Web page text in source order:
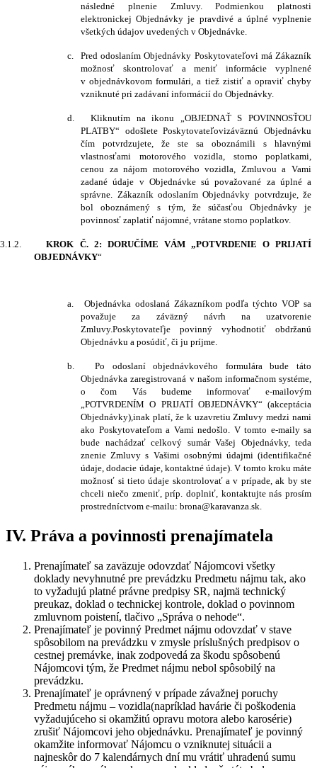
následné plnenie Zmluvy.Podmienkou platnosti
elektronickej Objednávky je pravdivé a úplné vyplnenie
všetkých údajov uvedených v Objednávke.
c.
Pred odoslaním Objednávky Poskytovateľovi má Zákazník
možnosť skontrolovať a meniť informácie vyplnené
v objednávkovom formulári, a tiež zistiť a opraviť chyby
vzniknuté pri zadávaní informácií do Objednávky.
d. Kliknutím na ikonu „OBJEDNAŤ S POVINNOSŤOU
PLATBY“ odošletePoskytovateľovizáväznú Objednávku
čím potvrdzujete, že ste sa oboznámili s hlavnými
vlastnosťami motorového vozidla, storno poplatkami,
cenou za nájom motorového vozidla, Zmluvou a Vami
zadané údaje v Objednávke sú považované za úplné a
správne. Zákazník odoslaním Objednávky potvrdzuje, že
bol oboznámený s tým, že súčasťou Objednávky je
povinnosť zaplatiť nájomné, vrátane storno poplatkov.
3.1.2.
KROK Č. 2: DORUČÍME VÁM „POTVRDENIE O PRIJATÍ
OBJEDNÁVKY“
a.
Objednávka odoslaná Zákazníkom podľa týchto VOP sa
považuje za záväzný návrh na uzatvorenie
Zmluvy.Poskytovateľje povinný vyhodnotiť obdržanú
Objednávku a posúdiť, či ju príjme.
b.
Po odoslaní objednávkového formulára bude táto
Objednávka zaregistrovaná v našom informačnom systéme,
o čom Vás budeme informovať e-mailovým
„POTVRDENÍM O PRIJATÍ OBJEDNÁVKY“ (akceptácia
Objednávky),inak platí, že k uzavretiu Zmluvy medzi nami
ako Poskytovateľom a Vami nedošlo. V tomto e-maily sa
bude nachádzať celkový sumár Vašej Objednávky, teda
znenie Zmluvy s Vašimi osobnými údajmi (identifikačné
údaje, dodacie údaje, kontaktné údaje). V tomto kroku máte
možnosť si tieto údaje skontrolovať a v prípade, ak by ste
chceli niečo zmeniť, príp. doplniť, kontaktujte nás prosím
prostredníctvom e-mailu:brona@karavanza.sk.
IV. Práva a povinnosti prenajímatela
Prenajímateľ sa zaväzuje odovzdať Nájomcovi všetky
doklady nevyhnutné pre prevádzku Predmetu nájmu tak, ako
to vyžadujú platné právne predpisy SR, najmä technický
preukaz, doklad o technickej kontrole, doklad o povinnom
zmluvnom poistení, tlačivo „Správa o nehode“.
Prenajímateľ je povinný Predmet nájmu odovzdať v stave
spôsobilom na prevádzku v zmysle príslušných predpisov o
cestnej premávke, inak zodpovedá za škodu spôsobenú
Nájomcovi tým, že Predmet nájmu nebol spôsobilý na
prevádzku.
Prenajímateľ je oprávnený v prípade závažnej poruchy
Predmetu nájmu – vozidla(napríklad havárie či poškodenia
vyžadujúceho si okamžitú opravu motora alebo karosérie)
zrušiť Nájomcovi jeho objednávku. Prenajímateľ je povinný
okamžite informovať Nájomcu o vzniknutej situácii a
najneskôr do 7 kalendárnych dní mu vrátiť uhradenú sumu